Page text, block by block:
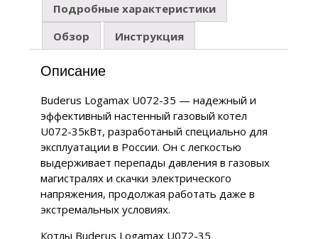
Подробные характеристики
Обзор
Инструкция
Описание
Buderus Logamax U072-35 — надежный и
эффективный настенный газовый котел
U072-35кВт, разработаный специально для
эксплуатации в России. Он с легкостью
выдерживает перепады давления в газовых
магистралях и скачки электрического
напряжения, продолжая работать даже в
экстремальных условиях.
Котлы Buderus Logamax U072-35